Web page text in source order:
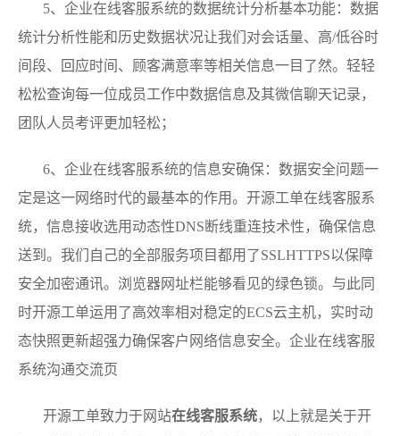
5、企业在线客服系统的数据统计分析基本功能：数据
统计分析性能和历史数据状况让我们对会话量、高/低谷时
间段、回应时间、顾客满意率等相关信息一目了然。轻轻
松松查询每一位成员工作中数据信息及其微信聊天记录，
团队人员考评更加轻松；
6、企业在线客服系统的信息安确保：数据安全问题一
定是这一网络时代的最基本的作用。开源工单在线客服系
统，信息接收选用动态性DNS断线重连技术性，确保信息
送到。我们自己的全部服务项目都用了SSLHTTPS以保障
安全加密通讯。浏览器网址栏能够看见的绿色锁。与此同
时开源工单运用了高效率相对稳定的ECS云主机，实时动
态快照更新超强力确保客户网络信息安全。企业在线客服
系统沟通交流页
开源工单致力于网站在线客服系统，以上就是关于开